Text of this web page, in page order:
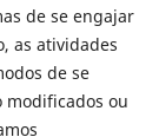
de se engajar
as atividades
de se
modificados ou